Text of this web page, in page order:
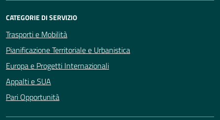
CATEGORIE DI SERVIZIO
Trasporti e Mobilità
Pianificazione Territoriale e Urbanistica
Europa e Progetti Internazionali
Appalti e SUA
Pari Opportunità